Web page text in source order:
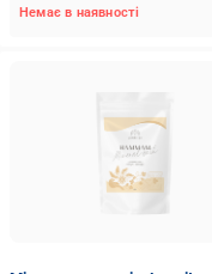
Немає в наявності